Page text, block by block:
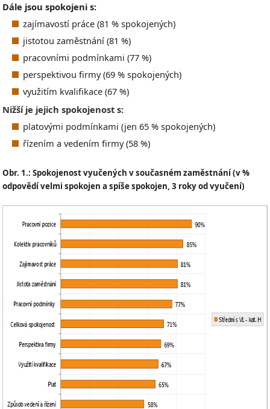
Dále jsou spokojeni s:
zajímavostí práce (81 % spokojených)
jistotou zaměstnání (81 %)
pracovními podmínkami (77 %)
perspektivou firmy (69 % spokojených)
využitím kvalifikace (67 %)
Nižší je jejich spokojenost s:
platovými podmínkami (jen 65 % spokojených)
řízením a vedením firmy (58 %)
Obr. 1.: Spokojenost vyučených v současném zaměstnání (v %
odpovědí velmi spokojen a spíše spokojen, 3 roky od vyučení)